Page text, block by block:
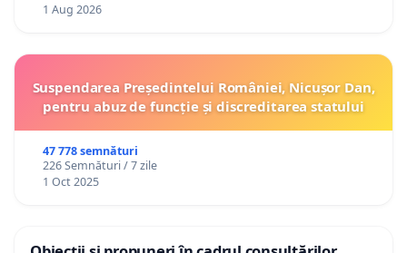
1 Aug 2026
Suspendarea Președintelui României, Nicușor Dan,
pentru abuz de funcție și discreditarea statului
47 778 semnături
226 Semnături / 7 zile
1 Oct 2025